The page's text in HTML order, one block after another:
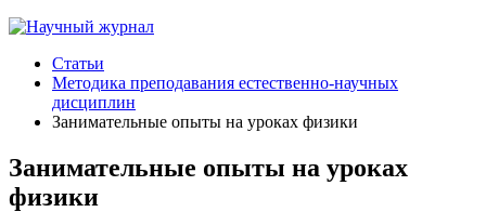
Статьи
Методика преподавания естественно-научных
дисциплин
Занимательные опыты на уроках физики
Занимательные опыты на уроках
физики